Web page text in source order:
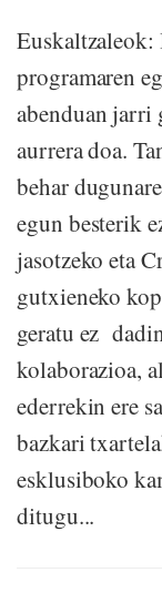
programaren
abenduan jarri
aurrera doa.
behar
egun besterik
jasotzeko eta
gutxieneko
geratu ez
kolaborazioa,
ederrekin ere
bazkari
esklusiboko
ditugu...